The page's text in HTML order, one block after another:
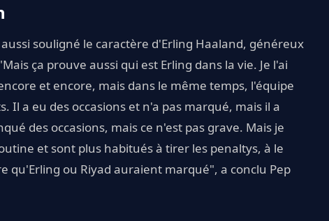
souligné le caractère d'Erling Haaland, généreux
ça prouve aussi qui est Erling dans la vie. Je l'ai
et encore, mais dans le même temps, l'équipe
Il a eu des occasions et n'a pas marqué, mais il a
des occasions, mais ce n'est pas grave. Mais je
et sont plus habitués à tirer les penaltys, à le
qu'Erling ou Riyad auraient marqué", a conclu Pep